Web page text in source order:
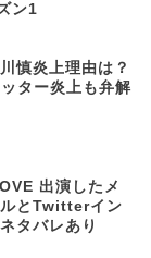
ン1
慎炎上理由は？
ター炎上も弁解
出演したメ
とTwitterイン
タバレあり